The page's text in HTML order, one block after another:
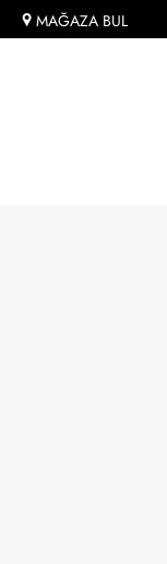
MAĞAZA BUL